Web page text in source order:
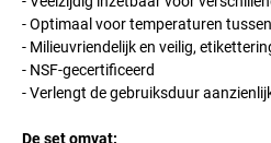
- Optimaal voor temperaturen tussen
- Milieuvriendelijk en veilig,
- NSF-gecertificeerd
- Verlengt de gebruiksduur
De set omvat: